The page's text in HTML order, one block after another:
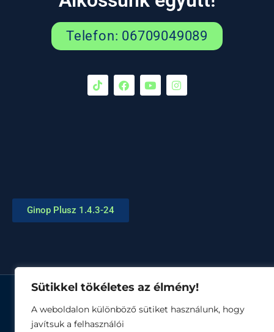
Sütikkel tökéletes az élmény!
A weboldalon különböző sütiket használunk, hogy
javítsuk a felhasználói
Telefon: 06709049089
Ginop Plusz 1.4.3-24